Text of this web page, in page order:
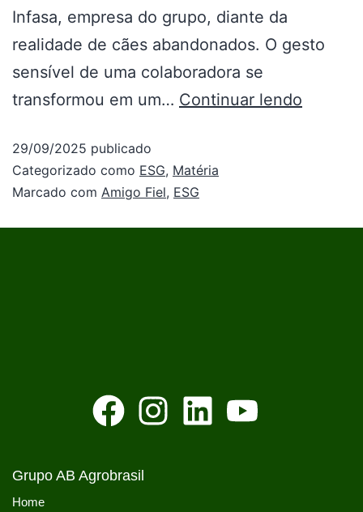
Infasa, empresa do grupo, diante da
realidade de cães abandonados. O gesto
sensível de uma colaboradora se
transformou em um… Continuar lendo
29/09/2025 publicado
Categorizado como ESG, Matéria
Marcado com Amigo Fiel, ESG
Grupo AB Agrobrasil
Home